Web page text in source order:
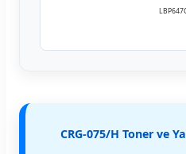
CRG-075/H Toner ve